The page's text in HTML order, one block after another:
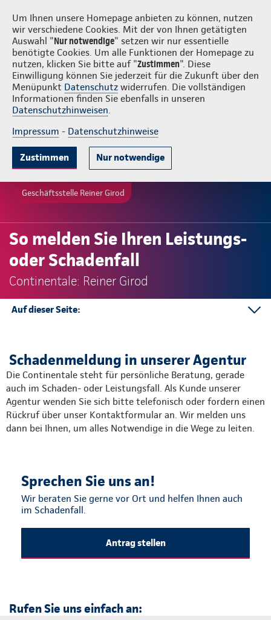
Um Ihnen unsere Homepage anbieten zu können, nutzen
wir verschiedene Cookies. Mit der von Ihnen getätigten
Auswahl "Nur notwendige" setzen wir nur essentielle
benötigte Cookies. Um alle Funktionen der Homepage zu
nutzen, klicken Sie bitte auf "Zustimmen". Diese
Einwilligung können Sie jederzeit für die Zukunft über den
Menüpunkt Datenschutz widerrufen. Die vollständigen
Informationen finden Sie ebenfalls in unseren
Datenschutzhinweisen.
Impressum - Datenschutzhinweise
Zustimmen Nur notwendige
Reiner Girod Login
Geschäftsstelle Reiner Girod
So melden Sie Ihren Leistungs-
oder Schadenfall
Continentale: Reiner Girod
Auf dieser Seite:
Schadenmeldung in unserer Agentur
Die Continentale steht für persönliche Beratung, gerade
auch im Schaden- oder Leistungsfall. Als Kunde unserer
Agentur wenden Sie sich bitte telefonisch oder fordern einen
Rückruf über unser Kontaktformular an. Wir melden uns
dann bei Ihnen, um alles Notwendige in die Wege zu leiten.
Sprechen Sie uns an!
Wir beraten Sie gerne vor Ort und helfen Ihnen auch
im Schadenfall.
Antrag stellen
Rufen Sie uns einfach an: